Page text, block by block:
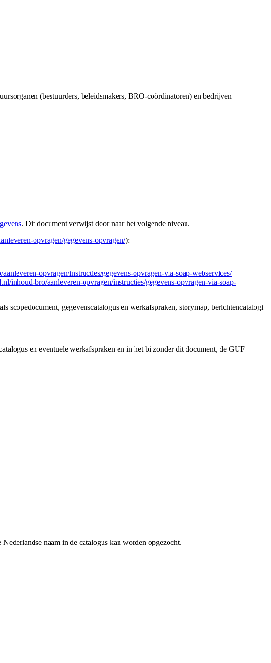
(bestuurders, beleidsmakers, BRO-coördinatoren) en bedrijven
. Dit document verwijst door naar het volgende niveau.
opvragen/gegevens-opvragen/):
opvragen/instructies/gegevens-opvragen-via-soap-webservices/
inhoud-bro/aanleveren-opvragen/instructies/gegevens-opvragen-via-soap-
gegevenscatalogus en werkafspraken, storymap, berichtencatalogi
en eventuele werkafspraken en in het bijzonder dit document, de GUF
naam in de catalogus kan worden opgezocht.